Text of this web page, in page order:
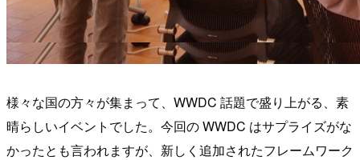
様々な国の方々が集まって、WWDC 話題で盛り上がる、素
晴らしいイベントでした。今回の WWDC はサプライズがな
かったとも言われますが、新しく追加されたフレームワーク